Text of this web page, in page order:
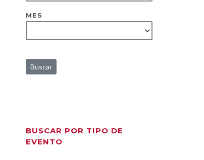
MES
Buscar
BUSCAR POR TIPO DE
EVENTO